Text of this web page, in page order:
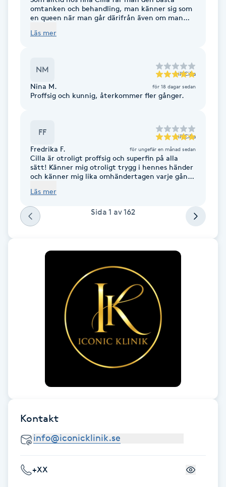
Föning
Gellack med förstärkning
Gravidmassage
Gravidyoga
Gruppträning
Gua Sha-massage
HIFU
Hot Stone Massage
omtanken och behandling, man känner sig som
en queen när man går därifrån även om man
the best darling Cilla. C you soon again.
Läs mer
NM till Cilla
Nina M. för 18 dagar sedan
Proffsig och kunnig, återkommer fler gånger.
FF till Cilla
Fredrika F. för ungefär en månad sedan
Cilla är otroligt proffsig och superfin på alla
sätt! Känner mig otroligt trygg i hennes händer
och känner mig lika omhändertagen varje gång
Läs mer
Sida 1 av162
Kontakt
+XX